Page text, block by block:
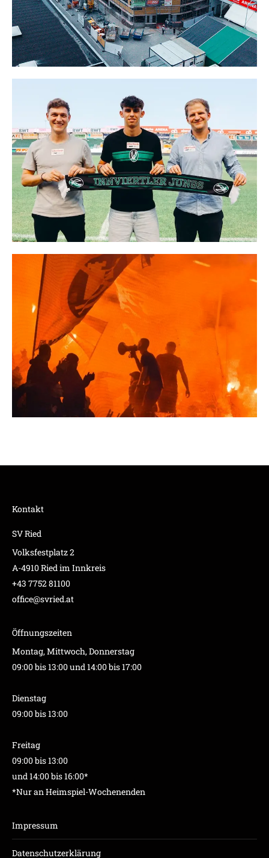
Kontakt
SV Ried
Volksfestplatz 2
A-4910 Ried im Innkreis
+43 7752 81100
office@svried.at
Öffnungszeiten
Montag, Mittwoch, Donnerstag
09:00 bis 13:00 und 14:00 bis 17:00
Dienstag
09:00 bis 13:00
Freitag
09:00 bis 13:00
und 14:00 bis 16:00*
*Nur an Heimspiel-Wochenenden
Impressum
Datenschutzerklärung